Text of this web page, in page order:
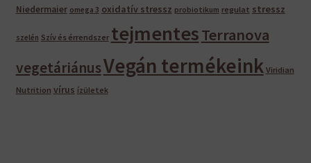
Niedermaier omega 3 oxidatív stressz probiotikum regulat stressz
szelén Szív és érrendszer tejmentesTerranova
vegetáriánusVegán termékeink Viridian
Nutrition vírus ízületek